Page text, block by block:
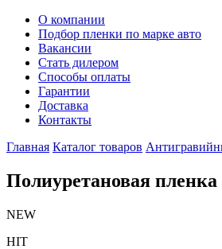
О компании
Подбор пленки по марке авто
Вакансии
Стать дилером
Способы оплаты
Гарантии
Доставка
Контакты
Главная Каталог товаров
Полиуретановая
NEW
HIT